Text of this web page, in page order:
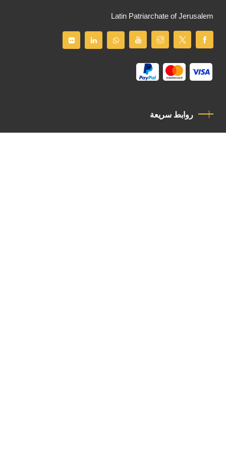
Latin Patriarchate of Jerusalem
روابط سريعة